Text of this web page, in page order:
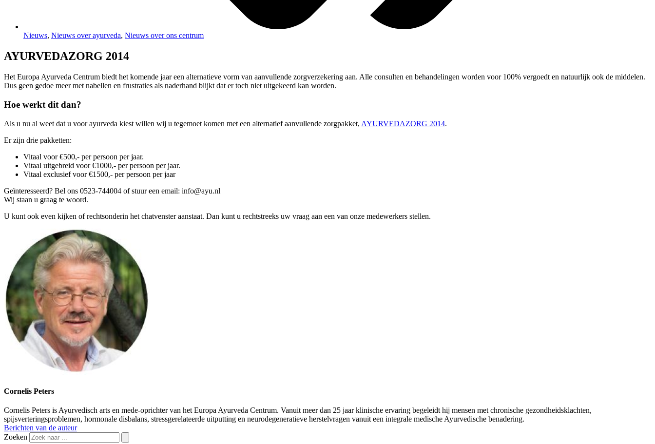
Nieuws, Nieuws over ayurveda, Nieuws over ons centrum
AYURVEDAZORG 2014
Het Europa Ayurveda Centrum biedt het komende jaar een alternatieve vorm van aanvullende zorgverzekering aan. Alle consulten en behandelingen worden voor 100% vergoedt en natuurlijk ook de middelen.
Dus geen gedoe meer met nabellen en frustraties als naderhand blijkt dat er toch niet uitgekeerd kan worden.
Hoe werkt dit dan?
Als u nu al weet dat u voor ayurveda kiest willen wij u tegemoet komen met een alternatief aanvullende zorgpakket, AYURVEDAZORG 2014.
Er zijn drie pakketten:
Vitaal voor €500,- per persoon per jaar.
Vitaal uitgebreid voor €1000,- per persoon per jaar.
Vitaal exclusief voor €1500,- per persoon per jaar
Geïnteresseerd? Bel ons 0523-744004 of stuur een email: info@ayu.nl
Wij staan u graag te woord.
U kunt ook even kijken of rechtsonderin het chatvenster aanstaat. Dan kunt u rechtstreeks uw vraag aan een van onze medewerkers stellen.
Cornelis Peters
Cornelis Peters is Ayurvedisch arts en mede-oprichter van het Europa Ayurveda Centrum. Vanuit meer dan 25 jaar klinische ervaring begeleidt hij mensen met chronische gezondheidsklachten,
spijsverteringsproblemen, hormonale disbalans, stressgerelateerde uitputting en neurodegeneratieve herstelvragen vanuit een integrale medische Ayurvedische benadering.
Berichten van de auteur
Zoeken